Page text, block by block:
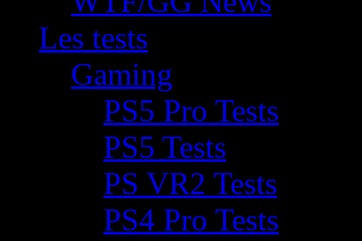
Les tests
Gaming
PS5 Pro Tests
PS5 Tests
PS VR2 Tests
PS4 Pro Tests